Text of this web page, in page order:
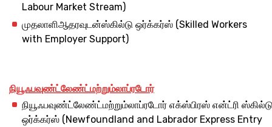
Labour Market Stream)
முதலாளிஆதரவுடன்ஸ்கில்டு ஒர்க்கர்ஸ் (Skilled Workers
with Employer Support)
நியூஃபவுண்ட்லேண்ட்மற்றும்லாப்ரடோர்
நியூஃபவுண்ட்லேண்ட்மற்றும்லாப்ரடோர் எக்ஸ்பிரஸ் என்ட்ரி
ஒர்க்கர்ஸ் (Newfoundland and Labrador Express Entry